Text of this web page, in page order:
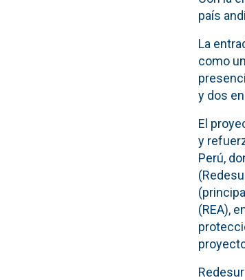
país
La
como
y dos
El
y
Perú,
(REA),